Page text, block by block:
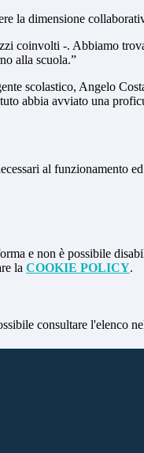
la dimensione
coinvolti -. Abbiamo
alla scuola.”
scolastico, Angelo
abbia avviato una
al funzionamento
e non è possibile
la COOKIE POLICY.
consultare l'elenco